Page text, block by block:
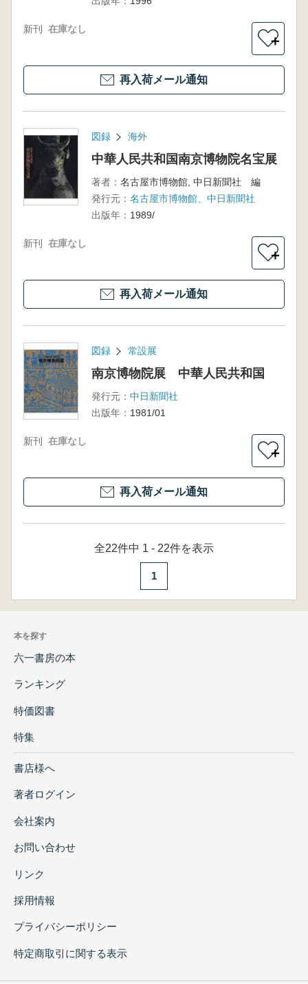
新刊 在庫なし
＋
再入荷メール通知
図録 海外
中華人民共和国南京博物院名宝展
著者： 名古屋市博物館, 中日新聞社 編
発行元： 名古屋市博物館、中日新聞社
出版年： 1989/
新刊 在庫なし
＋
再入荷メール通知
図録 常設展
南京博物院展 中華人民共和国
発行元： 中日新聞社
出版年： 1981/01
新刊 在庫なし
＋
再入荷メール通知
全22件中 1 - 22件を表示
1
本を探す
六一書房の本
ランキング
特価図書
特集
書店様へ
著者ログイン
会社案内
お問い合わせ
リンク
採用情報
プライバシーポリシー
特定商取引に関する表示